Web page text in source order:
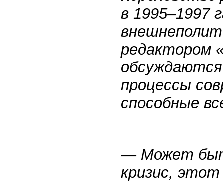
в 1995–1997
редактором
процессы
способные
— Может
кризис, этот